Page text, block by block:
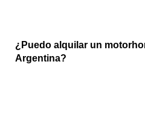
¿Puedo alquilar un
Argentina?